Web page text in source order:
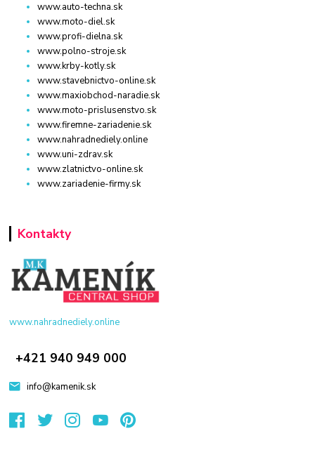
www.auto-techna.sk
www.moto-diel.sk
www.profi-dielna.sk
www.polno-stroje.sk
www.krby-kotly.sk
www.stavebnictvo-online.sk
www.maxiobchod-naradie.sk
www.moto-prislusenstvo.sk
www.firemne-zariadenie.sk
www.nahradnediely.online
www.uni-zdrav.sk
www.zlatnictvo-online.sk
www.zariadenie-firmy.sk
Kontakty
www.nahradnediely.online
+421 940 949 000
info@kamenik.sk